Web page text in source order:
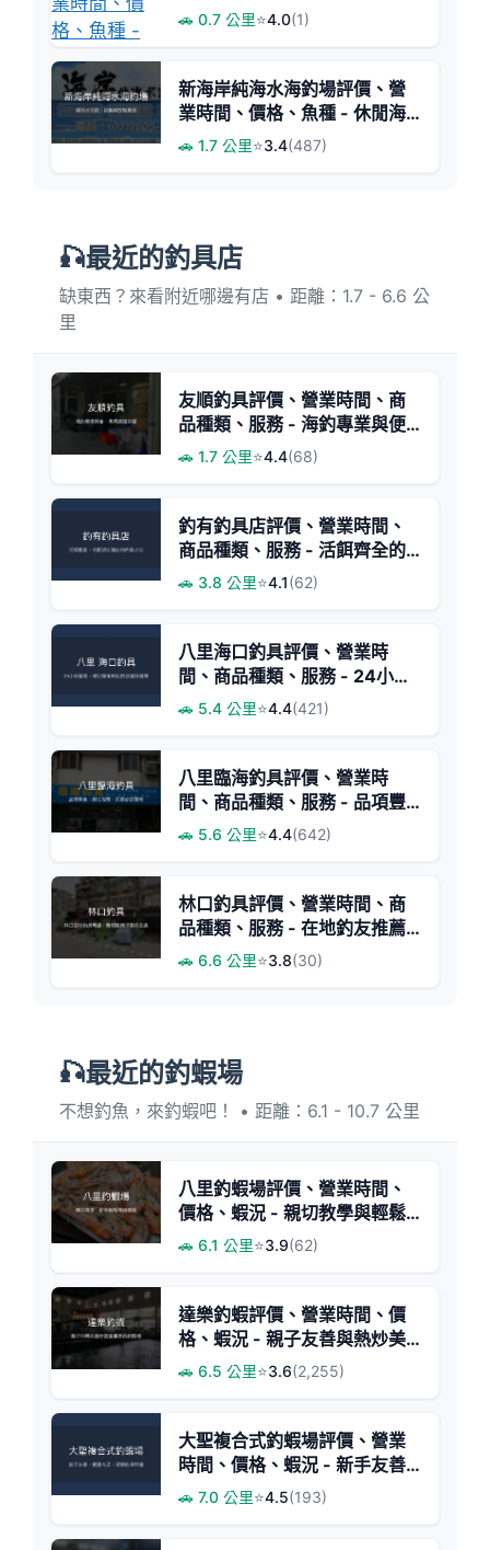
🚗 0.7 公里⭐4.0(1)
新海岸純海水海釣場評價、營
業時間、價格、魚種 - 休閒海
釣體驗
🚗 1.7 公里⭐3.4(487)
🎣最近的釣具店
缺東西？來看附近哪邊有店 • 距離：1.7 - 6.6 公
里
友順釣具評價、營業時間、商
品種類、服務 - 海釣專業與便
利體驗
🚗 1.7 公里⭐4.4(68)
釣有釣具店評價、營業時間、
商品種類、服務 - 活餌齊全的
地方釣具店
🚗 3.8 公里⭐4.1(62)
八里海口釣具評價、營業時
間、商品種類、服務 - 24小時
親民船釣專賣
🚗 5.4 公里⭐4.4(421)
八里臨海釣具評價、營業時
間、商品種類、服務 - 品項豐
富、親切專業
🚗 5.6 公里⭐4.4(642)
林口釣具評價、營業時間、商
品種類、服務 - 在地釣友推薦
的親切老店
🚗 6.6 公里⭐3.8(30)
🎣最近的釣蝦場
不想釣魚，來釣蝦吧！ • 距離：6.1 - 10.7 公里
八里釣蝦場評價、營業時間、
價格、蝦況 - 親切教學與輕鬆
釣感
🚗 6.1 公里⭐3.9(62)
達樂釣蝦評價、營業時間、價
格、蝦況 - 親子友善與熱炒美
🚗 6.5 公里⭐3.6(2,255)
大聖複合式釣蝦場評價、營業
時間、價格、蝦況 - 新手友善
與豐富活動
🚗 7.0 公里⭐4.5(193)